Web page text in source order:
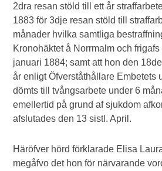
2dra resan stöld till ett år
1883 för 3dje resan stöld till
månader hvilka samtliga
Kronohäktet å Norrmalm och
januari 1884; samt att hon den
år enligt Öfverståthållare Embetets
dömts till tvångsarbete under 6
emellertid på grund af sjukdom
afslutades den 13 sistl. April.
Häröfver hörd förklarade Elisa
megåfvo det hon för närvarande